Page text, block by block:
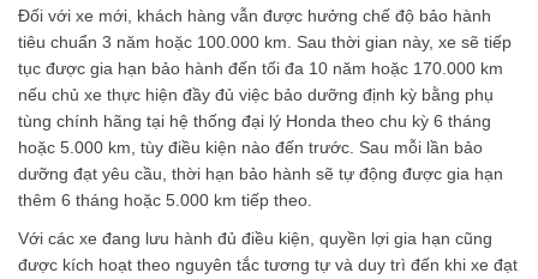
Đối với xe mới, khách hàng vẫn được hưởng chế độ bảo hành
tiêu chuẩn 3 năm hoặc 100.000 km. Sau thời gian này, xe sẽ tiếp
tục được gia hạn bảo hành đến tối đa 10 năm hoặc 170.000 km
nếu chủ xe thực hiện đầy đủ việc bảo dưỡng định kỳ bằng phụ
tùng chính hãng tại hệ thống đại lý Honda theo chu kỳ 6 tháng
hoặc 5.000 km, tùy điều kiện nào đến trước. Sau mỗi lần bảo
dưỡng đạt yêu cầu, thời hạn bảo hành sẽ tự động được gia hạn
thêm 6 tháng hoặc 5.000 km tiếp theo.
Với các xe đang lưu hành đủ điều kiện, quyền lợi gia hạn cũng
được kích hoạt theo nguyên tắc tương tự và duy trì đến khi xe đạt